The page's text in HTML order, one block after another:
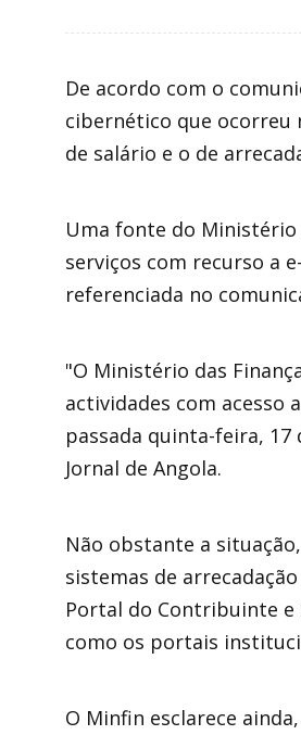
De acordo com o
cibernético que ocorreu
de salário e o de
Uma fonte do Ministério
serviços com recurso a
referenciada no
"O Ministério das
actividades com acesso
passada quinta-feira,
Jornal de Angola.
Não obstante a
sistemas de
Portal do Contribuinte e
como os portais
O Minfin esclarece